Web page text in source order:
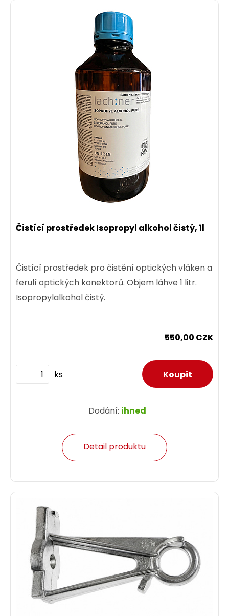
Čistící prostředek Isopropyl alkohol čistý, 1l
Čistící prostředek pro čistění optických vláken a
ferulí optických konektorů. Objem láhve 1 litr.
Isopropylalkohol čistý.
550,00 CZK
ks
Dodání: ihned
Detail produktu